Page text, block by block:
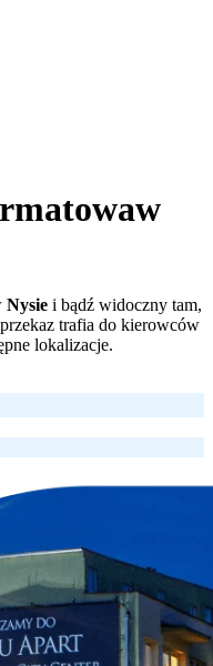
w
Nysie i bądź widoczny tam,
trafia do kierowców
lokalizacje.